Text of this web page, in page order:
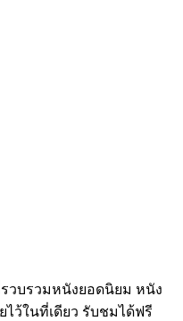
รวบรวมหนังยอดนิยม หนัง
ว้ในที่เดียว รับชมได้ฟรี